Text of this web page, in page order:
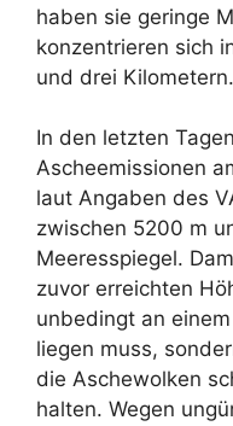
haben sie geringe
konzentrieren sich
und drei Kilometern.
In den letzten
Ascheemissionen
laut Angaben des
zwischen 5200 m
Meeresspiegel.
zuvor erreichten
unbedingt an
liegen muss,
die Aschewolken
halten. Wegen